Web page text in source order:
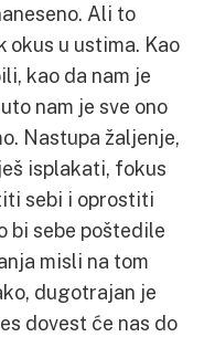
Ali to
okus u ustima. Kao
kao da nam je
nam je sve ono
Nastupa žaljenje,
isplakati, fokus
sebi i oprostiti
bi sebe poštedile
misli na tom
dugotrajan je
dovest će nas do